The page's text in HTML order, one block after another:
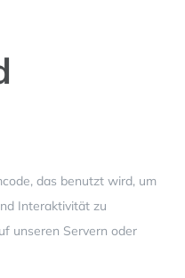
das benutzt wird, um
Interaktivität zu
unseren Servern oder